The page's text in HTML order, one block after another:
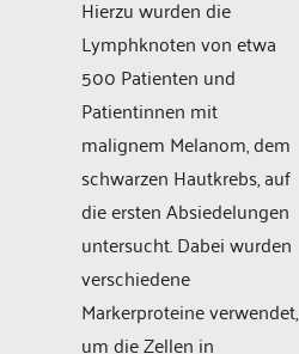
Hierzu wurden die
Lymphknoten von etwa
500 Patienten und
Patientinnen mit
malignem Melanom, dem
schwarzen Hautkrebs, auf
die ersten Absiedelungen
untersucht. Dabei wurden
verschiedene
Markerproteine verwendet,
um die Zellen in